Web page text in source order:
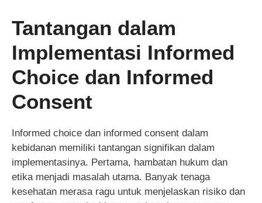
Tantangan dalam
Implementasi Informed
Choice dan Informed
Consent
Informed choice dan informed consent dalam
kebidanan memiliki tantangan signifikan dalam
implementasinya. Pertama, hambatan hukum dan
etika menjadi masalah utama. Banyak tenaga
kesehatan merasa ragu untuk menjelaskan risiko dan